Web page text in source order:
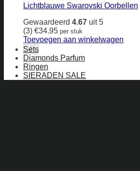
Lichtblauwe Swarovski Oorbellen
Gewaardeerd 4.67 uit 5
(3) €34.95 per stuk
Toevoegen aan winkelwagen
Sets
Diamonds Parfum
Ringen
SIERADEN SALE